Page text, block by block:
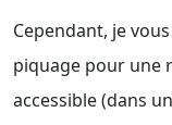
Cependant, je
piquage pour une
accessible (dans